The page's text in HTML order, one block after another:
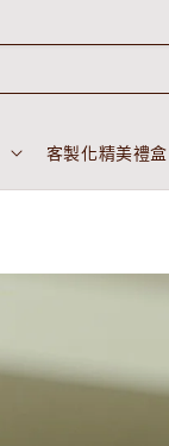
客製化精美禮盒